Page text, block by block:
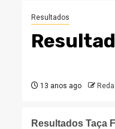
Resultados
13 anos ago
Resultados Taça